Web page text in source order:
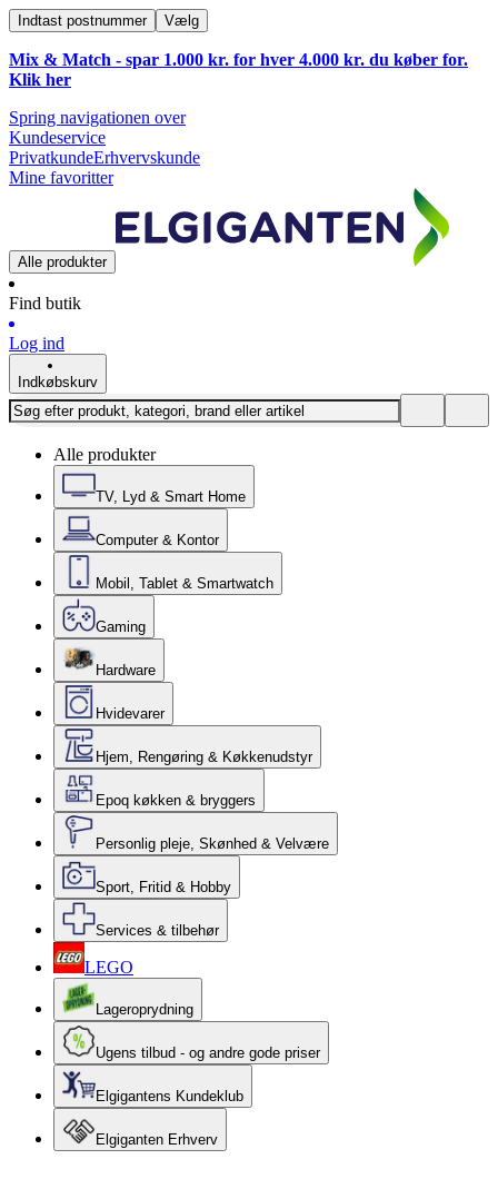
Indtast postnummer Vælg
Mix & Match - spar 1.000 kr. for hver 4.000 kr. du køber for.
Klik her
Spring navigationen over
Kundeservice
PrivatkundeErhvervskunde
Mine favoritter
Alle produkter
Find butik
Log ind
Indkøbskurv
Alle produkter
TV, Lyd & Smart Home
Computer & Kontor
Mobil, Tablet & Smartwatch
Gaming
Hardware
Hvidevarer
Hjem, Rengøring & Køkkenudstyr
Epoq køkken & bryggers
Personlig pleje, Skønhed & Velvære
Sport, Fritid & Hobby
Services & tilbehør
LEGO
Lageroprydning
Ugens tilbud - og andre gode priser
Elgigantens Kundeklub
Elgiganten Erhverv